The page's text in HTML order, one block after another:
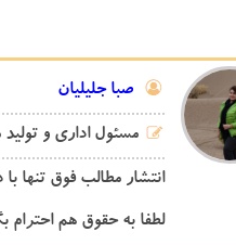
صبا جلیلیان
مسئول اداری و
انتشار مطالب فوق تنها
لطفا به حقوق هم احترام